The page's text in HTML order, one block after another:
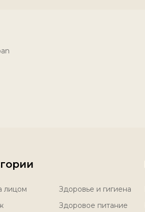
лицом
Здоровье и гигиена
Здоровое питание